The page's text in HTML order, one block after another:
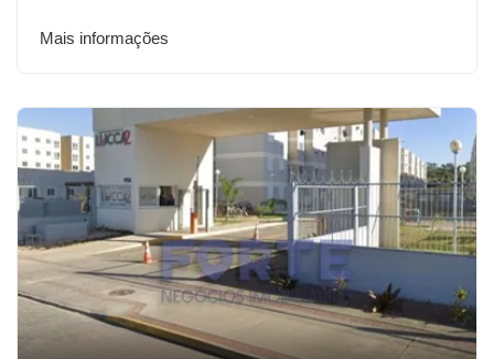
Mais informações